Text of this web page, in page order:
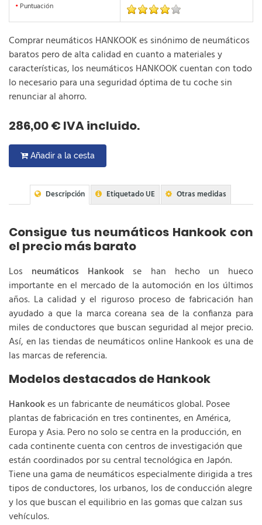
• Puntuación
Comprar neumáticos HANKOOK es sinónimo de neumáticos
baratos pero de alta calidad en cuanto a materiales y
características, los neumáticos HANKOOK cuentan con todo
lo necesario para una seguridad óptima de tu coche sin
renunciar al ahorro.
286,00 € IVA incluido.
Añadir a la cesta
Descripción Etiquetado UE Otras medidas
Consigue tus neumáticos Hankook con
el precio más barato
Los neumáticos Hankook se han hecho un hueco
importante en el mercado de la automoción en los últimos
años. La calidad y el riguroso proceso de fabricación han
ayudado a que la marca coreana sea de la confianza para
miles de conductores que buscan seguridad al mejor precio.
Así, en las tiendas de neumáticos online Hankook es una de
las marcas de referencia.
Modelos destacados de Hankook
Hankookes un fabricante de neumáticos global. Posee
plantas de fabricación en tres continentes, en América,
Europa y Asia. Pero no solo se centra en la producción, en
cada continente cuenta con centros de investigación que
están coordinados por su central tecnológica en Japón.
Tiene una gama de neumáticos especialmente dirigida a tres
tipos de conductores, los urbanos, los de conducción alegre
y los que buscan el equilibrio en las gomas que calzan sus
vehículos.